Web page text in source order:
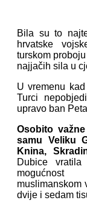
Bila su to
hrvatske
turskom
najjačih sila u
U vremenu
Turci
upravo ban
Osobito
samu Veliku
Knina,
Dubice
mogućnost
muslimanskom
dvije i sedam